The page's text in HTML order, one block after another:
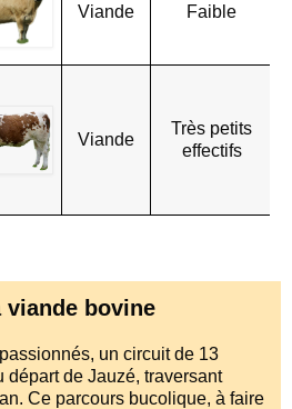
Viande Faible
Viande
Très petits
effectifs
bovine
un circuit de 13
départ de Jauzé, traversant
Ce parcours bucolique, à faire